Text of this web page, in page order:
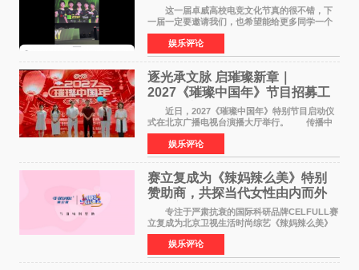
这一届卓威高校电竞文化节真的很不错，下
一届一定要邀请我们，也希望能给更多同学一个
来到现场的机会。 2026卓威高校电竞文化节
已经落下帷幕，在活动结束后，仍有不少高校电
竞社负责人和现
娱乐评论
逐光承文脉 启璀璨新章｜
2027《璀璨中国年》节目招募工
作圆满启动
近日，2027《璀璨中国年》特别节目启动仪
式在北京广播电视台演播大厅举行。 传播中
华优秀传统文化，弘扬纯正国风艺术，打造高规
格、高质感、正能量的文艺盛典，是璀璨中国年
矢志不渝的初心
娱乐评论
赛立复成为《辣妈辣么美》特别
赞助商，共探当代女性由内而外
活力美
专注于严肃抗衰的国际科研品牌CELFULL赛
立复成为北京卫视生活时尚综艺《辣妈辣么美》
的特别赞助商,明星辣妈袁咏仪倾情参与，向广大
都市女性传递健康生活新主张，寄语当代女性在
家庭与自我之间
娱乐评论